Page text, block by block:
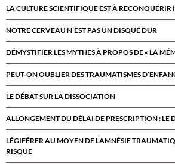
LA CULTURE SCIENTIFIQUE EST À RECONQUÉRIR
NOTRE CERVEAU N’EST PAS UN DISQUE DUR
DÉMYSTIFIER LES MYTHES À PROPOS DE « LA
PEUT-ON OUBLIER DES TRAUMATISMES
LE DÉBAT SUR LA DISSOCIATION
ALLONGEMENT DU DÉLAI DE PRESCRIPTION : LE
LÉGIFÉRER AU MOYEN DE L’AMNÉSIE
RISQUE